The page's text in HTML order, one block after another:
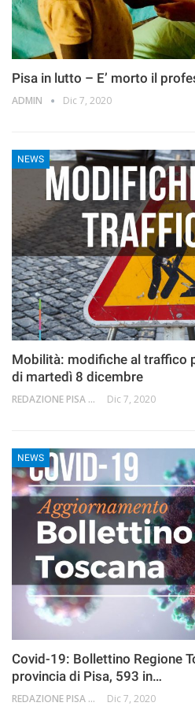
Pisa in lutto – E’ morto il
ADMIN Dic 7, 2020
NEWS
Mobilità: modifiche al traffico
di martedì 8 dicembre
REDAZIONE PISA 2.0 Dic 7, 2020
NEWS
Covid-19: Bollettino Regione
provincia di Pisa, 593 in…
REDAZIONE PISA 2.0 Dic 7, 2020